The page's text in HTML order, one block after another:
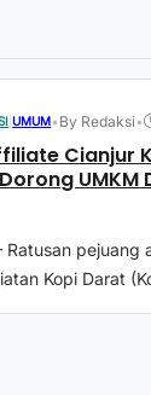
|UMUM• By Redaksi•
Cianjur
UMKM
Ratusan
Kopi Darat